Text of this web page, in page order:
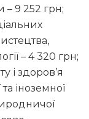
– 9 252 грн;
– 4 320 грн;
і здоров’я
іноземної